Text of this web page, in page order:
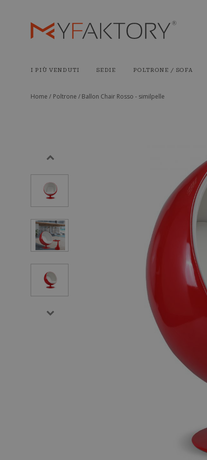
I PIÙ VENDUTI SEDIE POLTRONE / SOFA
Home / Poltrone / Ballon Chair Rosso - similpelle